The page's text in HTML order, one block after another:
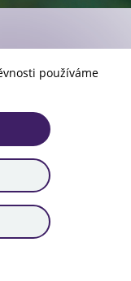
používáme